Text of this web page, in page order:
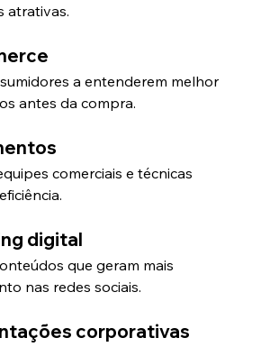
atrativas.
a entenderem melhor
antes da compra.
comerciais e técnicas
digital
que geram mais
nas redes sociais.
corporativas